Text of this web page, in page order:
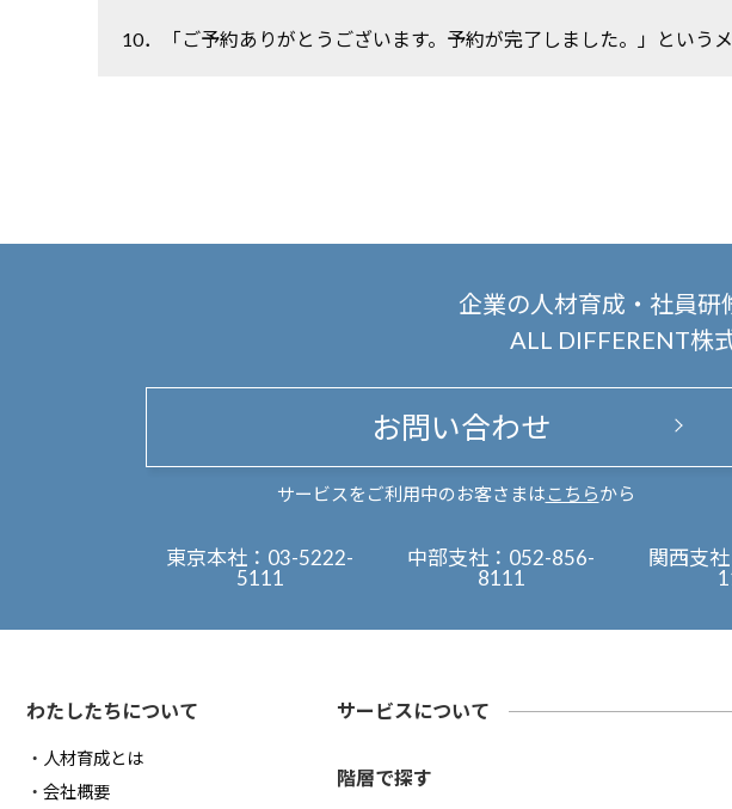
10．「ご予約ありがとうございます。予約が完了しました。」という
企業の人材育成・社員研
ALL DIFFERENT株
お問い合わせ
サービスをご利用中のお客さまは こちらから
東京本社： 03-5222-
5111
中部支社： 052-856-
8111
関西支社
わたしたちについて
人材育成とは
会社概要
サービスについて
階層で探す